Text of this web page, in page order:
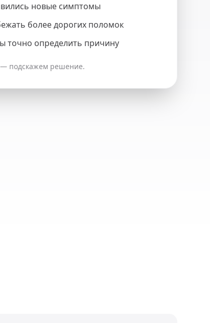
новые симптомы
более дорогих поломок
точно определить причину
— подскажем решение.